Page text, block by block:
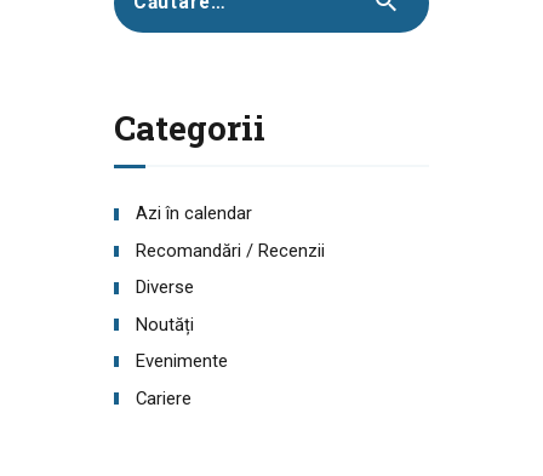
după:
Categorii
Azi în calendar
Recomandări / Recenzii
Diverse
Noutăți
Evenimente
Cariere